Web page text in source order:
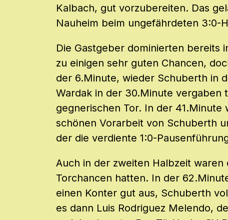
Kalbach, gut vorzubereiten. Das
Nauheim beim ungefährdeten 3:0-
Die Gastgeber dominierten bereits
zu einigen sehr guten Chancen,
der 6.Minute, wieder Schuberth in
Wardak in der 30.Minute vergaben
gegnerischen Tor. In der
schönen Vorarbeit von Schuberth
der die verdiente 1:0-
Auch in der zweiten Halbzeit
Torchancen hatten. In der
einen Konter gut aus, Schuberth
es dann Luis Rodriguez Melendo,